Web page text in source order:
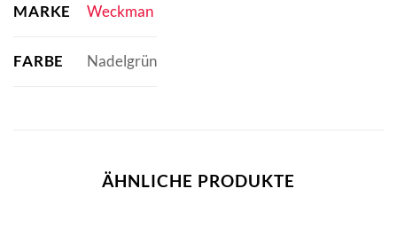
MARKE Weckman
FARBE Nadelgrün
ÄHNLICHE PRODUKTE